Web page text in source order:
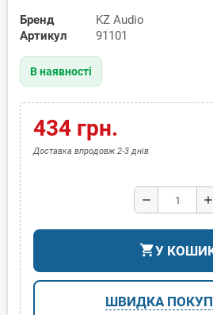
Бренд
KZ Audio
Артикул
91101
В наявності
434 грн.
Доставка впродовж 2-3 днів
remove add
shopping_cartУ
ШВИДКА